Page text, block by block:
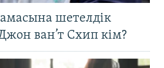
шетелдік
ван’т Схип кім?